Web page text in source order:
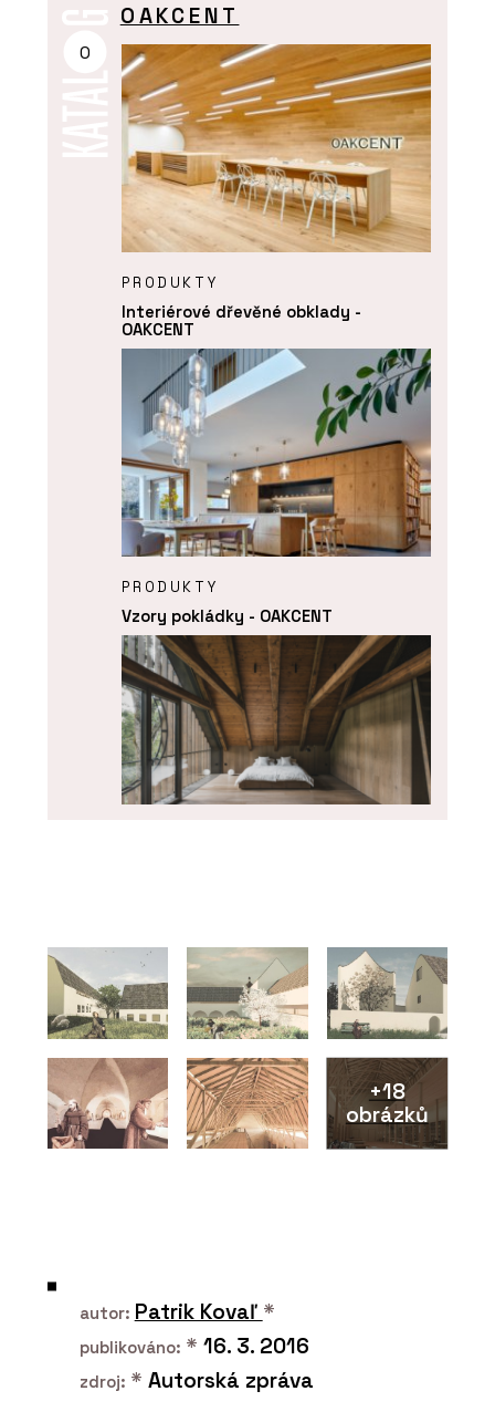
O
OAKCENT
PRODUKTY
Interiérové dřevěné obklady -
OAKCENT
PRODUKTY
Vzory pokládky - OAKCENT
+18
obrázků
autor: Patrik Kovaľ *
publikováno: * 16. 3. 2016
zdroj: * Autorská zpráva